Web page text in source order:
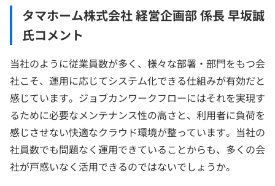
タマホーム株式会社 経営企画部 係長 早坂誠
氏コメント
当社のように従業員数が多く、様々な部署・部門をもつ会
社こそ、運用に応じてシステム化できる仕組みが有効だと
感じています。ジョブカンワークフローにはそれを実現す
るために必要なメンテナンス性の高さと、利用者に負荷を
感じさせない快適なクラウド環境が整っています。当社の
社員数でも問題なく運用できていることからも、多くの会
社が戸惑いなく活用できるのではないでしょうか。